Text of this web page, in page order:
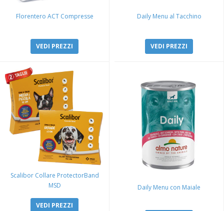
Florentero ACT Compresse
VEDI PREZZI
Daily Menu al Tacchino
VEDI PREZZI
Scalibor Collare ProtectorBand
MSD
VEDI PREZZI
Daily Menu con Maiale